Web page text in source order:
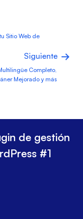
Sitio Web de
Siguiente
Completo,
Mejorado y más
de gestión
#1